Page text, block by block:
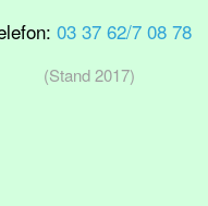
03 37 62/7 08 78
(Stand 2017)